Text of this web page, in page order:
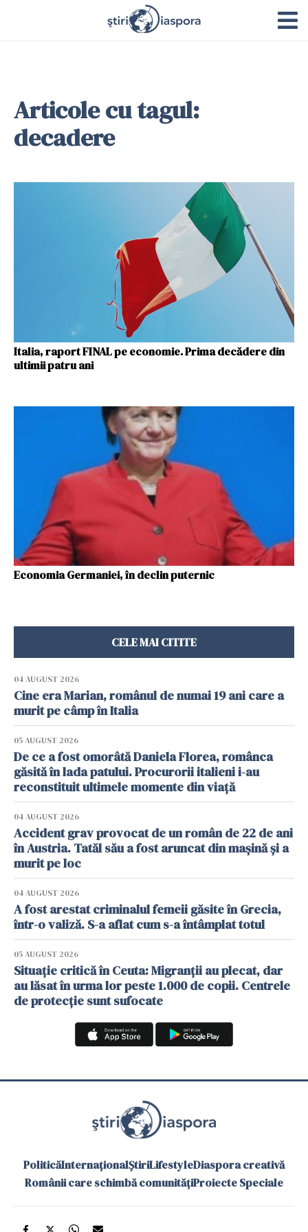
Articole cu tagul:
decadere
Italia, raport FINAL pe economie. Prima decădere din
ultimii patru ani
Economia Germaniei, în declin puternic
CELE MAI CITITE
04 AUGUST 2026
Cine era Marian, românul de numai 19 ani care a
murit pe câmp în Italia
05 AUGUST 2026
De ce a fost omorâtă Daniela Florea, românca
găsită în lada patului. Procurorii italieni i-au
reconstituit ultimele momente din viață
04 AUGUST 2026
Accident grav provocat de un român de 22 de ani
în Austria. Tatăl său a fost aruncat din mașină și a
murit pe loc
04 AUGUST 2026
A fost arestat criminalul femeii găsite în Grecia,
într-o valiză. S-a aflat cum s-a întâmplat totul
05 AUGUST 2026
Situație critică în Ceuta: Migranții au plecat, dar
au lăsat în urma lor peste 1.000 de copii. Centrele
de protecție sunt sufocate
PoliticăInternaționalȘtiriLifestyleDiaspora creativă
Românii care schimbă comunitățiProiecte Speciale